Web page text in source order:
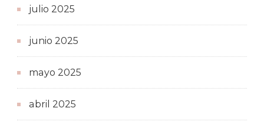
julio 2025
junio 2025
mayo 2025
abril 2025